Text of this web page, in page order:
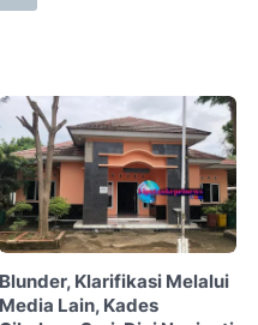
Blunder, Klarifikasi Melalui
Media Lain, Kades